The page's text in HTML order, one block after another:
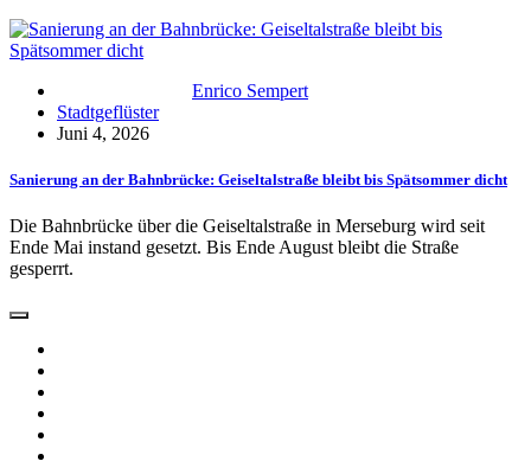
Enrico Sempert
Stadtgeflüster
Juni 4, 2026
Sanierung an der Bahnbrücke: Geiseltalstraße bleibt bis Spätsommer dicht
Die Bahnbrücke über die Geiseltalstraße in Merseburg wird seit
Ende Mai instand gesetzt. Bis Ende August bleibt die Straße
gesperrt.